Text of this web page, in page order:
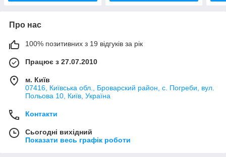
Про нас
100% позитивних з 19 відгуків за рік
Працює з 27.07.2010
м. Київ
07416, Київська обл., Броварский район, с. Погреби, вул.
Польова 10, Київ, Україна
Контакти
Сьогодні вихідний
Показати весь графік роботи